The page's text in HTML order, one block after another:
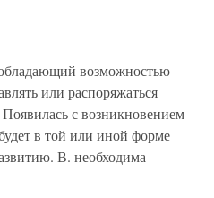
возможностью
или распоряжаться
с возникновением
в той или иной форме
В. необходима